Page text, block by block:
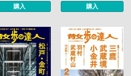
購入 購入